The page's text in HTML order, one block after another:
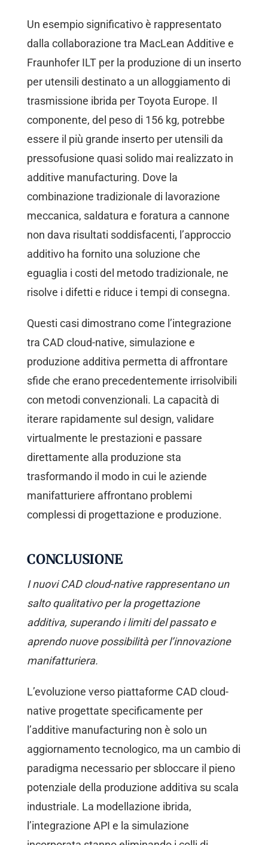
Un esempio significativo è rappresentato
dalla collaborazione tra MacLean Additive e
Fraunhofer ILT per la produzione di un inserto
per utensili destinato a un alloggiamento di
trasmissione ibrida per Toyota Europe. Il
componente, del peso di 156 kg, potrebbe
essere il più grande inserto per utensili da
pressofusione quasi solido mai realizzato in
additive manufacturing. Dove la
combinazione tradizionale di lavorazione
meccanica, saldatura e foratura a cannone
non dava risultati soddisfacenti, l’approccio
additivo ha fornito una soluzione che
eguaglia i costi del metodo tradizionale, ne
risolve i difetti e riduce i tempi di consegna.
Questi casi dimostrano come l’integrazione
tra CAD cloud-native, simulazione e
produzione additiva permetta di affrontare
sfide che erano precedentemente irrisolvibili
con metodi convenzionali. La capacità di
iterare rapidamente sul design, validare
virtualmente le prestazioni e passare
direttamente alla produzione sta
trasformando il modo in cui le aziende
manifatturiere affrontano problemi
complessi di progettazione e produzione.
CONCLUSIONE
I nuovi CAD cloud-native rappresentano un
salto qualitativo per la progettazione
additiva, superando i limiti del passato e
aprendo nuove possibilità per l’innovazione
manifatturiera.
L’evoluzione verso piattaforme CAD cloud-
native progettate specificamente per
l’additive manufacturing non è solo un
aggiornamento tecnologico, ma un cambio di
paradigma necessario per sbloccare il pieno
potenziale della produzione additiva su scala
industriale. La modellazione ibrida,
l’integrazione API e la simulazione